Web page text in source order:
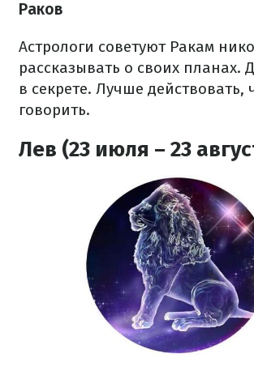
Раков
Астрологи советуют Ракам
рассказывать о своих планах.
в секрете. Лучше действовать,
говорить.
Лев (23 июля – 23